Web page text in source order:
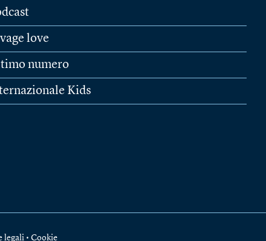
love
numero
Kids
legali • Cookie